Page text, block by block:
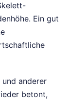
Ein gut
anderer
betont,